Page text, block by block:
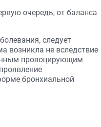
очередь, от баланса
следует
возникла не вследствие
провоцирующим
бронхиальной